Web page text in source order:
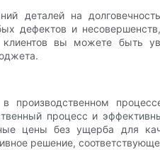
деталей на
и
вы можете быть
процесс и
цены без ущерба для
решение,